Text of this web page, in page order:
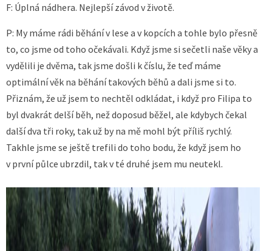
F: Úplná nádhera. Nejlepší závod v životě.
P: My máme rádi běhání v lese a v kopcích a tohle bylo přesně
to, co jsme od toho očekávali. Když jsme si sečetli naše věky a
vydělili je dvěma, tak jsme došli k číslu, že teď máme
optimální věk na běhání takových běhů a dali jsme si to.
Přiznám, že už jsem to nechtěl odkládat, i když pro Filipa to
byl dvakrát delší běh, než doposud běžel, ale kdybych čekal
další dva tři roky, tak už by na mě mohl být příliš rychlý.
Takhle jsme se ještě trefili do toho bodu, že když jsem ho
v první půlce ubrzdil, tak v té druhé jsem mu neutekl.